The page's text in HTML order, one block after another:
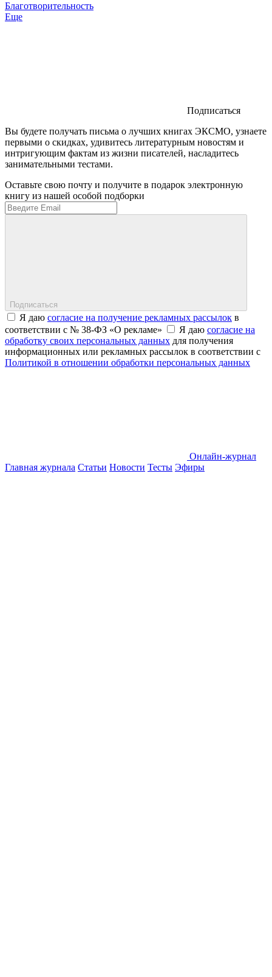
Благотворительность
Еще
Подписаться
Вы будете получать письма о лучших книгах ЭКСМО, узнаете
первыми о скидках, удивитесь литературным новостям и
интригующим фактам из жизни писателей, насладитесь
занимательными тестами.
Оставьте свою почту и получите в подарок электронную
книгу из нашей особой подборки
Подписаться
Я даю согласие на получение рекламных рассылок в
соответствии с № 38-ФЗ «О рекламе»
Я даю согласие на
обработку своих персональных данных для получения
информационных или рекламных рассылок в соответствии с
Политикой в отношении обработки персональных данных
Онлайн-журнал
Главная журнала Статьи Новости Тесты Эфиры